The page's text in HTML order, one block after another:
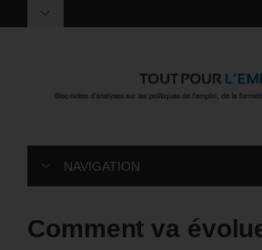
NAVIGATION
Comment va